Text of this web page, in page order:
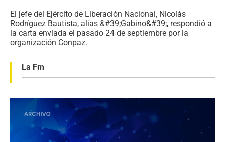
El jefe del Ejército de Liberación Nacional, Nicolás
Rodríguez Bautista, alias &#39;Gabino&#39;, respondió a
la carta enviada el pasado 24 de septiembre por la
organización Conpaz.
La Fm